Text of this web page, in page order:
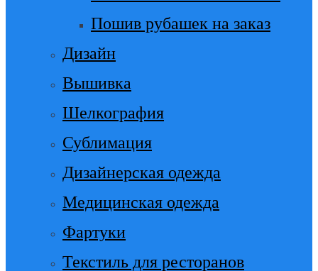
Пошив рубашек на заказ
Дизайн
Вышивка
Шелкография
Сублимация
Дизайнерская одежда
Медицинская одежда
Фартуки
Текстиль для ресторанов